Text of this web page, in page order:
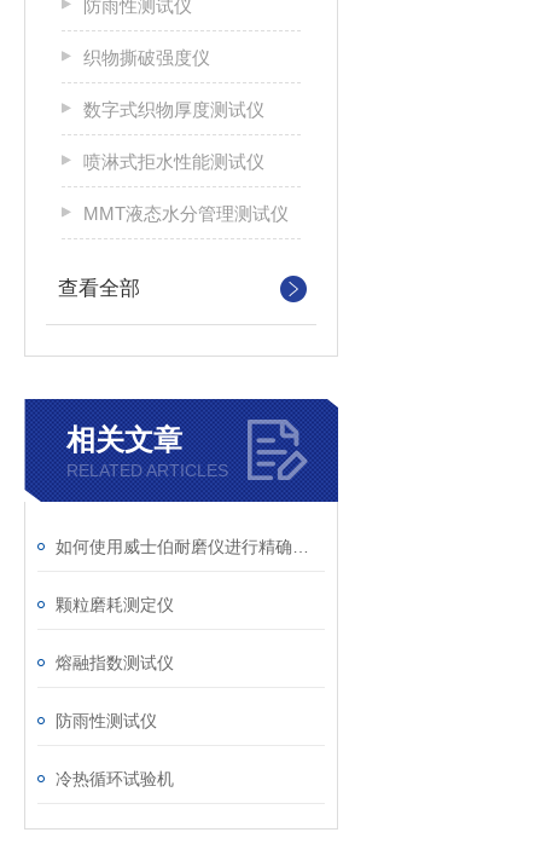
防雨性测试仪
织物撕破强度仪
数字式织物厚度测试仪
喷淋式拒水性能测试仪
MMT液态水分管理测试仪
查看全部
相关文章
RELATED ARTICLES
颗粒磨耗测定仪
熔融指数测试仪
防雨性测试仪
冷热循环试验机